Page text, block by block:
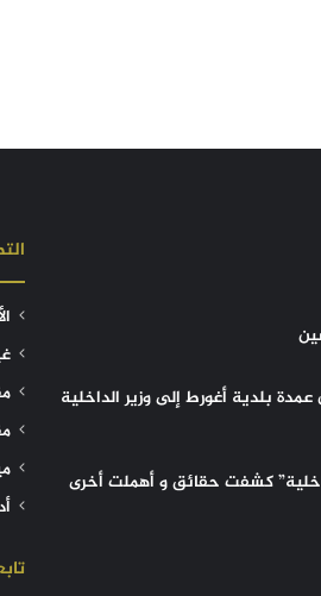
بلدية أغورط إلى وزير الداخلية
كشفت حقائق و أهملت أخرى